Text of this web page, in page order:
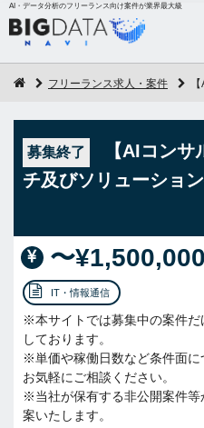
AI・データ分析のフリーランス向け案件が業界最大級
フリーランス求人・案件
募集終了
【AIコンサ
チ及びソリューショ
〜¥1,500,000
IT・情報通信
※本サイトでは募集中の案件
しております。
※単価や稼働日数など条件面に
お気軽にご相談ください。
※当社が保有する非公開案件
案いたします。